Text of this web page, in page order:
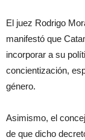
El juez Rodrigo
manifestó que
incorporar a su
concientización,
género.
Asimismo, el
de que dicho